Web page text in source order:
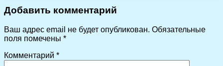
Добавить комментарий
Ваш адрес email не будет опубликован. Обязательные
поля помечены *
Комментарий *